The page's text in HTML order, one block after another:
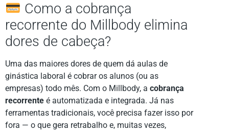
Como a cobrança
recorrente do Millbody elimina
dores de cabeça?
Uma das maiores dores de quem dá aulas de
ginástica laboral é cobrar os alunos (ou as
empresas) todo mês. Com o Millbody, a cobrança
recorrente é automatizada e integrada. Já nas
ferramentas tradicionais, você precisa fazer isso por
fora — o que gera retrabalho e, muitas vezes,